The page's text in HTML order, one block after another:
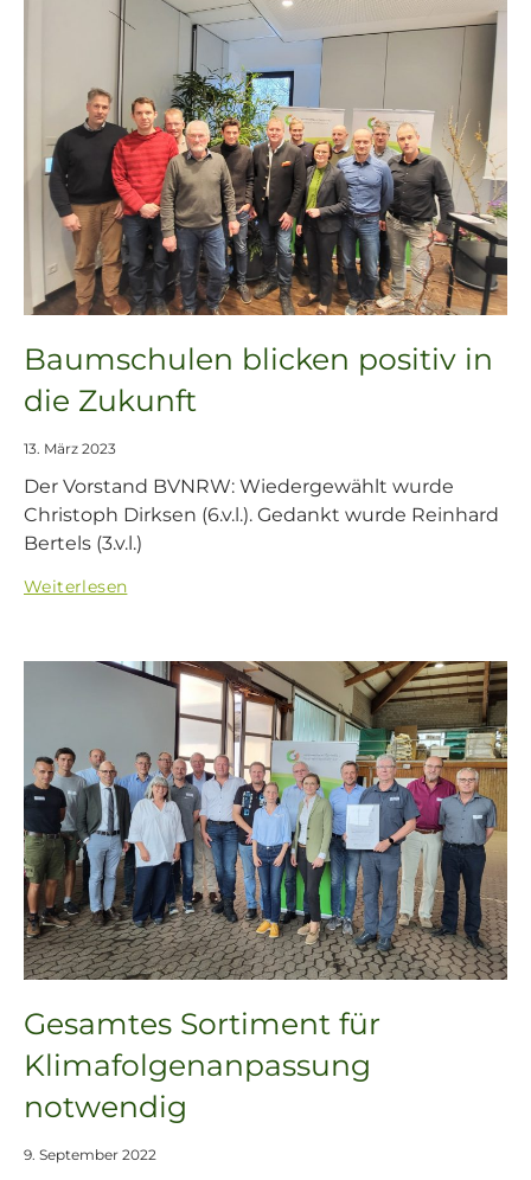
Baumschulen blicken positiv in
die Zukunft
13. März 2023
Der Vorstand BVNRW: Wiedergewählt wurde
Christoph Dirksen (6.v.l.). Gedankt wurde Reinhard
Bertels (3.v.l.)
Weiterlesen
Gesamtes Sortiment für
Klimafolgenanpassung
notwendig
9. September 2022